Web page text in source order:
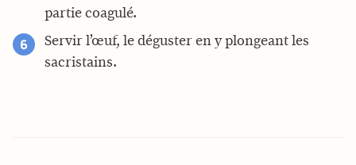
partie coagulé.
Servir l’œuf, le déguster en y plongeant les
sacristains.